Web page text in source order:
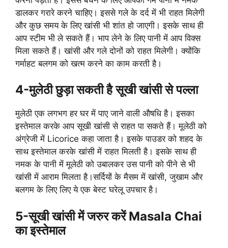
डालकर गरारे करने चाहिए। इससे गले के दर्द में भी राहत मिलेगी
और कुछ समय के लिए खांसी भी शांत हो जाएगी। इसके साथ ही
आप स्टीम भी ले सकते हैं। भाप लेने के लिए पानी में आप विक्स
मिला सकते हैं। खांसी और गले दोनों को राहत मिलेगी। क्योंकि
गर्माहट बलगम को खत्म करने का काम करती है।
4-मुलेठी छुड़ा सकती है सूखी खांसी से पल्ला
मुलेठी एक लगभग हर घर में पाए जाने वाली औषधि है। इसका
इस्तेमाल करके आप सूखी खांसी से राहत पा सकते हैं। मूलेठी को
अंग्रेजी में Licorice कहा जाता है। इसके पाउडर को शहद के
साथ इस्तेमाल करके खांसी में राहत मिलती है। इसके साथ ही
नमक के पानी में मूलेठी को उबालकर उस पानी को पीने से भी
खांसी में आराम मिलता है।सर्दियों के मैसम में खांसी, जुखाम और
बलगम के लिए लिए ये एक बेस्ट घरेलू उपचार है।
5-सूखी खांसी में जरुर करें Masala Chai
का इस्तेमाल